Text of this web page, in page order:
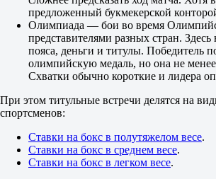
Билли Пиклз
Макс Кертис
8 августа в 16:00
2.65
Тед Джексон
Тодд Томпкинс
8 августа в 16:00
1.05
предложенный букмекерской
Олимпиада — бои во время
представителями разных стран.
пояса, деньги и титулы. Победитель
олимпийскую медаль, но она не
Схватки обычно короткие и лидера
При этом титульные встречи делятся на
спортсменов:
Ставки на бокс в полутяжелом весе.
Ставки на бокс в среднем весе.
Ставки на бокс в легком весе.